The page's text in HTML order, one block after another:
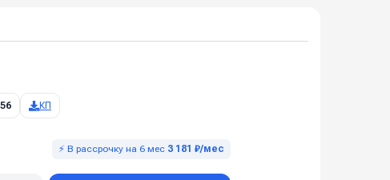
КП
⚡ В рассрочку на 6 мес 3 181 ₽/мес